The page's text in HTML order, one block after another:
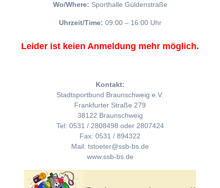
Wo/Where: Sporthalle Güldenstraße
Uhrzeit/Time: 09:00 – 16:00 Uhr
Leider ist keien Anmeldung mehr möglich.
Kontakt:
Stadtsportbund Braunschweig e.V.
Frankfurter Straße 279
38122 Braunschweig
Tel: 0531 / 2808498 oder 2807424
Fax: 0531 / 894322
Mail: tstoeter@ssb-bs.de
www.ssb-bs.de